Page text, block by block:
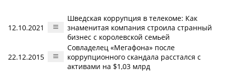
12.10.2021
Шведская коррупция в телекоме: Как
знаменитая компания строила странный
бизнес с королевской семьей
22.12.2015
Совладелец «Мегафона» после
коррупционного скандала расстался с
активами на $1,03 млрд